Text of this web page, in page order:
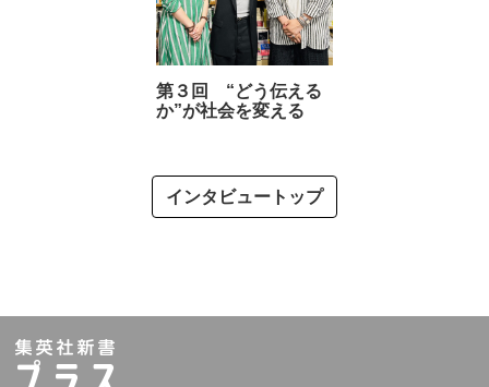
第３回 “どう伝える
か”が社会を変える
インタビュートップ